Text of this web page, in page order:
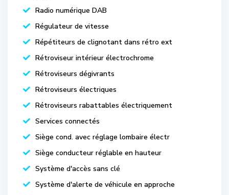
Radio numérique DAB
Régulateur de vitesse
Répétiteurs de clignotant dans rétro ext
Rétroviseur intérieur électrochrome
Rétroviseurs dégivrants
Rétroviseurs électriques
Rétroviseurs rabattables électriquement
Services connectés
Siège cond. avec réglage lombaire électr
Siège conducteur réglable en hauteur
Système d'accès sans clé
Système d'alerte de véhicule en approche